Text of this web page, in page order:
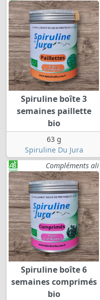
Spiruline boîte 3
semaines paillette
bio
63 g
Spiruline Du Jura
Compléments ali
Spiruline boîte 6
semaines comprimés
bio